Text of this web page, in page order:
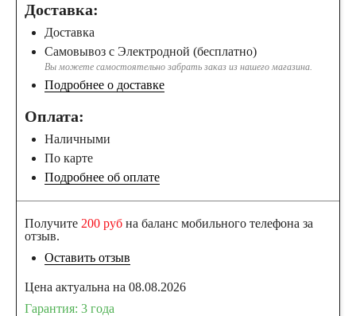
Доставка:
Доставка
Самовывоз с Электродной (бесплатно)
Вы можете самостоятельно забрать заказ из нашего магазина.
Подробнее о доставке
Оплата:
Наличными
По карте
Подробнее об оплате
Получите 200 руб на баланс мобильного телефона за
отзыв.
Оставить отзыв
Цена актуальна на 08.08.2026
Гарантия: 3 года